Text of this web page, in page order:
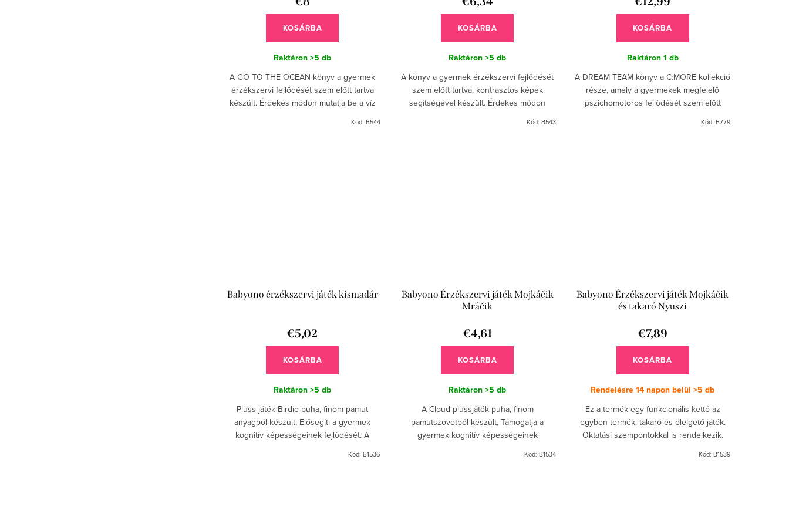
KOSÁRBA
Raktáron>5 db
A GO TO THE OCEAN könyv a gyermek
érzékszervi fejlődését szem előtt tartva
készült. Érdekes módon mutatja be a víz
Kód:B544
KOSÁRBA
Raktáron>5 db
A könyv a gyermek érzékszervi fejlődését
szem előtt tartva, kontrasztos képek
segítségével készült. Érdekes módon
Kód: B543
KOSÁRBA
Raktáron 1 db
A DREAM TEAM könyv a C:MORE kollekció
része, amely a gyermekek megfelelő
pszichomotoros fejlődését szem előtt
Kód: B779
Babyono érzékszervi játék kismadár
€5,02
KOSÁRBA
Raktáron>5 db
Plüss játék Birdie puha, finom pamut
anyagból készült, Elősegíti a gyermek
kognitív képességeinek fejlődését. A
Kód:B1536
Babyono Érzékszervi játék Mojkáčik
Mráčik
€4,61
KOSÁRBA
Raktáron>5 db
A Cloud plüssjáték puha, finom
pamutszövetből készült, Támogatja a
gyermek kognitív képességeinek
Kód: B1534
Babyono Érzékszervi játék Mojkáčik
és takaró Nyuszi
€7,89
KOSÁRBA
Rendelésre 14 napon belül>5 db
Ez a termék egy funkcionális kettő az
egyben termék: takaró és ölelgető játék.
Oktatási szempontokkal is rendelkezik.
Kód: B1539